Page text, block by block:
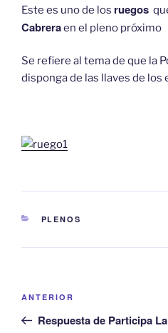
Este es uno de los ruegos
Cabreraen el pleno próximo
Se refiere al tema de que la
disponga de las llaves de los
CATEGORÍAS
PLENOS
entradas
Entrada
anterior:
ANTERIOR
Respuesta de Participa